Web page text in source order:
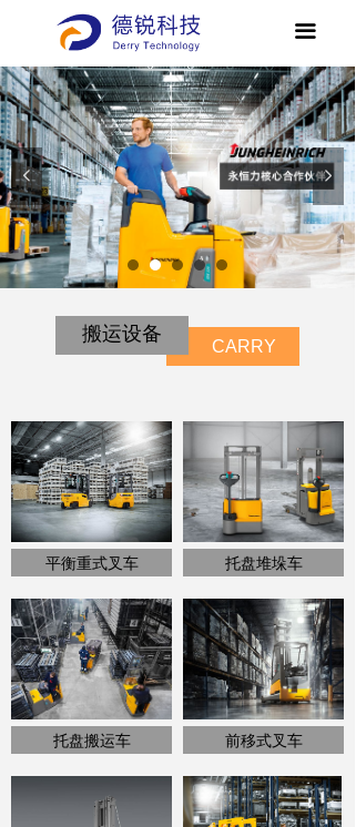
넳 넲
끀
CARRY
搬运设备
平衡重式叉车 托盘堆垛车
托盘搬运车 前移式叉车